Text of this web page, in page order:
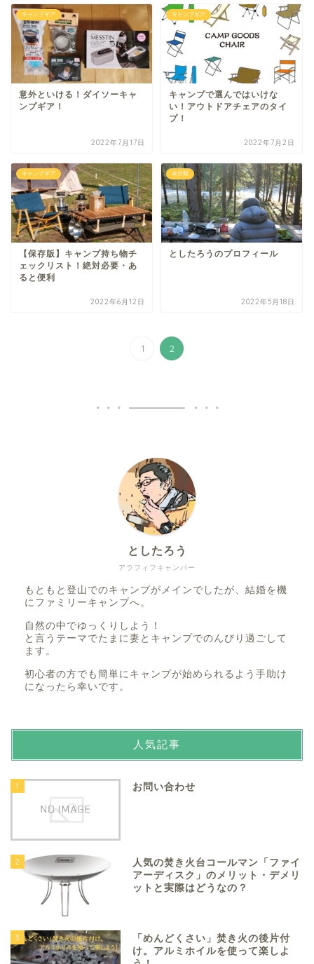
キャンプギア
意外といける！ダイソーキャ
ンプギア！
2022年7月17日
キャンプギア
キャンプで選んではいけな
い！アウトドアチェアのタイ
プ！
2022年7月2日
キャンプギア
【保存版】キャンプ持ち物チ
ェックリスト！絶対必要・あ
ると便利
2022年6月12日
未分類
としたろうのプロフィール
2022年5月18日
1 2
アラフィフキャンパー
としたろう
もともと登山でのキャンプがメインでしたが、結婚を機
にファミリーキャンプへ。
自然の中でゆっくりしよう！
と言うテーマでたまに妻とキャンプでのんびり過ごして
ます。
初心者の方でも簡単にキャンプが始められるよう手助け
になったら幸いです。
人気記事
1 お問い合わせ
2
人気の焚き火台コールマン「ファイ
アーディスク」のメリット・デメリ
ットと実際はどうなの？
3
「めんどくさい」焚き火の後片付
け。アルミホイルを使って楽しよ